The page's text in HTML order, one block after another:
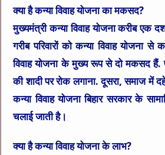
क्या है कन्या विवाह योजना का मकसद?
मुख्यमंत्री कन्या विवाह योजना करीब एक
गरीब परिवारों को कन्या विवाह योजना से
विवाह योजना के मुख्य रूप से दो मकसद हैं.
की शादी पर रोक लगाना. दूसरा, समाज में
कन्या विवाह योजना बिहार सरकार के
चलाई जाती है।
क्या है कन्या विवाह योजना के लाभ?